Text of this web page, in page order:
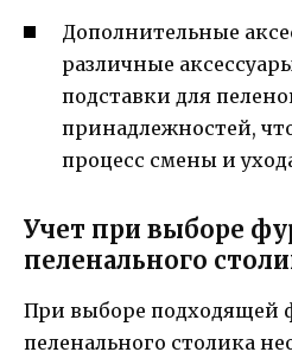
Дополнительные
различные
подставки для
принадлежностей,
процесс смены и
Учет при выборе
пеленального
При выборе подходящей
пеленального столика